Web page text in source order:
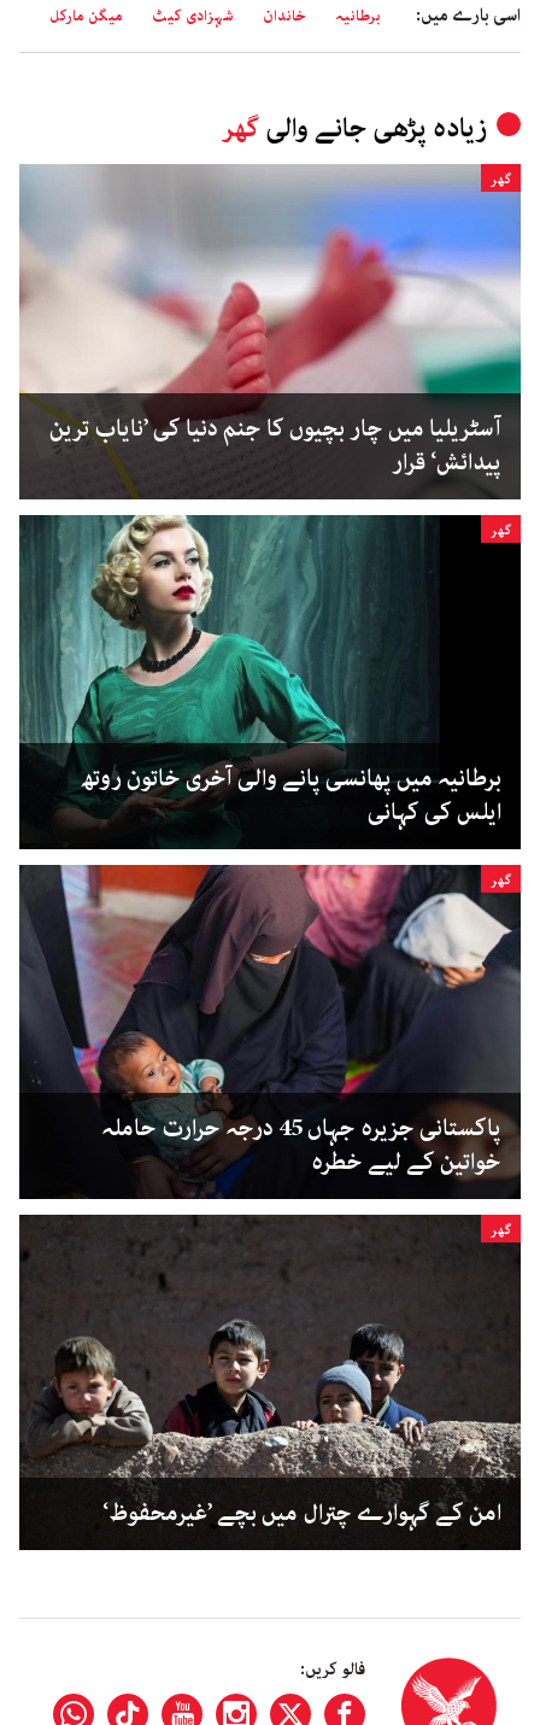
اسی بارے میں: برطانیہ خاندان شہزادی کیٹ میگن مارکل
زیادہ پڑھی جانے والیگھر
گھر
آسٹریلیا میں چار بچیوں کا جنم دنیا کی ’نایاب ترین
پیدائش‘ قرار
گھر
برطانیہ میں پھانسی پانے والی آخری خاتون روتھ
ایلس کی کہانی
گھر
پاکستانی جزیرہ جہاں 45 درجہ حرارت حاملہ
خواتین کے لیے خطرہ
گھر
امن کے گہوارے چترال میں بچے ’غیرمحفوظ‘
فالو کریں: